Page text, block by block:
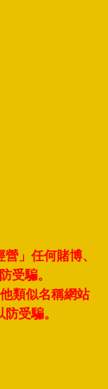
」任何賭博、
受騙。
類似名稱網站
受騙。